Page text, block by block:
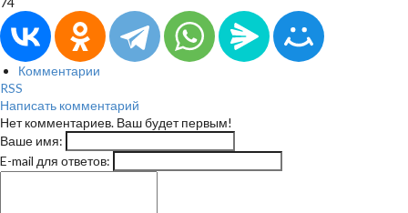
Комментарии
RSS
Написать комментарий
Нет комментариев. Ваш будет первым!
Ваше имя:
E-mail для ответов: